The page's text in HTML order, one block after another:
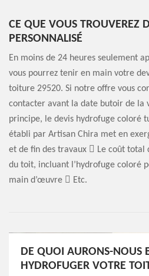
CE QUE VOUS TROUVEREZ
PERSONNALISÉ
En moins de 24 heures seulement
vous pourrez tenir en main votre
toiture 29520. Si notre offre vous
contacter avant la date butoir de la
principe, le devis hydrofuge coloré
établi par Artisan Chira met en
et de fin des travaux  Le coût
du toit, incluant l’hydrofuge coloré
main d’œuvre  Etc.
DE QUOI AURONS-NOUS
HYDROFUGER VOTRE